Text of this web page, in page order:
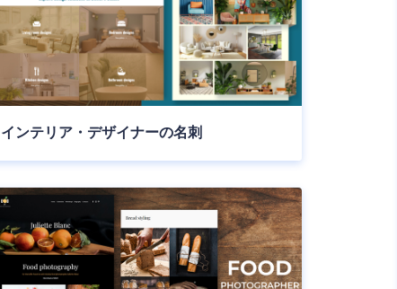
インテリア・デザイナーの名刺